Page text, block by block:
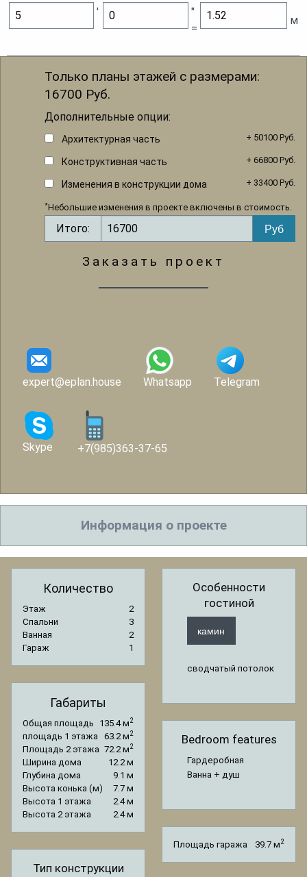
'
"
=
м
Только планы этажей с размерами:
16700 Руб.
Дополнительные опции:
Архитектурная часть + 50100 Руб.
Конструктивная часть + 66800 Руб.
Изменения в конструкции дома + 33400 Руб.
*Небольшие изменения в проекте включены в стоимость.
Итого:
Заказать проект
expert@eplan.house Whatsapp Telegram
Skype +7(985)363-37-65
Информация о проекте
Количество
Этаж
2
Спальни
3
Ванная
2
Гараж
1
Габариты
Общая площадь 135.4 м2
площадь 1 этажа 63.2 м2
Площадь 2 этажа 72.2 м2
Ширина дома
12.2 м
Глубина дома
9.1 м
Высота конька (м)
7.7 м
Высота 1 этажа
2.4 м
Высота 2 этажа
2.4 м
Тип конструкции
Особенности
гостиной
камин
сводчатый потолок
Bedroom features
Гардеробная
Ванна + душ
Площадь гаража 39.7 м2